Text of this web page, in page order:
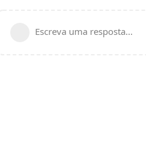
Escreva uma resposta...